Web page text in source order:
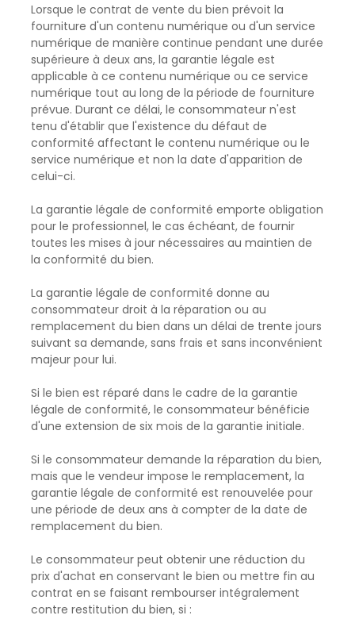
Lorsque le contrat de vente du bien prévoit la
fourniture d'un contenu numérique ou d'un service
numérique de manière continue pendant une durée
supérieure à deux ans, la garantie légale est
applicable à ce contenu numérique ou ce service
numérique tout au long de la période de fourniture
prévue. Durant ce délai, le consommateur n'est
tenu d'établir que l'existence du défaut de
conformité affectant le contenu numérique ou le
service numérique et non la date d'apparition de
celui-ci.
La garantie légale de conformité emporte obligation
pour le professionnel, le cas échéant, de fournir
toutes les mises à jour nécessaires au maintien de
la conformité du bien.
La garantie légale de conformité donne au
consommateur droit à la réparation ou au
remplacement du bien dans un délai de trente jours
suivant sa demande, sans frais et sans inconvénient
majeur pour lui.
Si le bien est réparé dans le cadre de la garantie
légale de conformité, le consommateur bénéficie
d'une extension de six mois de la garantie initiale.
Si le consommateur demande la réparation du bien,
mais que le vendeur impose le remplacement, la
garantie légale de conformité est renouvelée pour
une période de deux ans à compter de la date de
remplacement du bien.
Le consommateur peut obtenir une réduction du
prix d'achat en conservant le bien ou mettre fin au
contrat en se faisant rembourser intégralement
contre restitution du bien, si :